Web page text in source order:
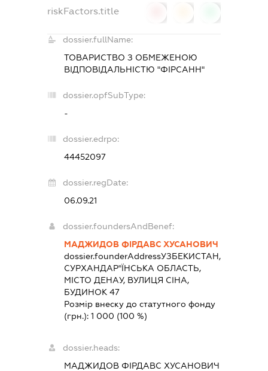
riskFactors.title
dossier.fullName:
ТОВАРИСТВО З ОБМЕЖЕНОЮ
ВІДПОВІДАЛЬНІСТЮ "ФІРСАНН"
dossier.opfSubType:
-
dossier.edrpo:
44452097
dossier.regDate:
06.09.21
dossier.foundersAndBenef:
МАДЖИДОВ ФІРДАВС ХУСАНОВИЧ
dossier.founderAddressУЗБЕКИСТАН,
СУРХАНДАР"ЇНСЬКА ОБЛАСТЬ,
МІСТО ДЕНАУ, ВУЛИЦЯ СІНА,
БУДИНОК 47
Розмір внеску до статутного фонду
(грн.):1 000 (100 %)
dossier.heads:
МАДЖИДОВ ФІРДАВС ХУСАНОВИЧ